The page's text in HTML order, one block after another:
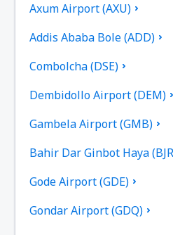
Axum Airport (AXU)
Addis Ababa Bole (ADD)
Combolcha (DSE)
Dembidollo Airport (DEM)
Gambela Airport (GMB)
Bahir Dar Ginbot Haya
Gode Airport (GDE)
Gondar Airport (GDQ)